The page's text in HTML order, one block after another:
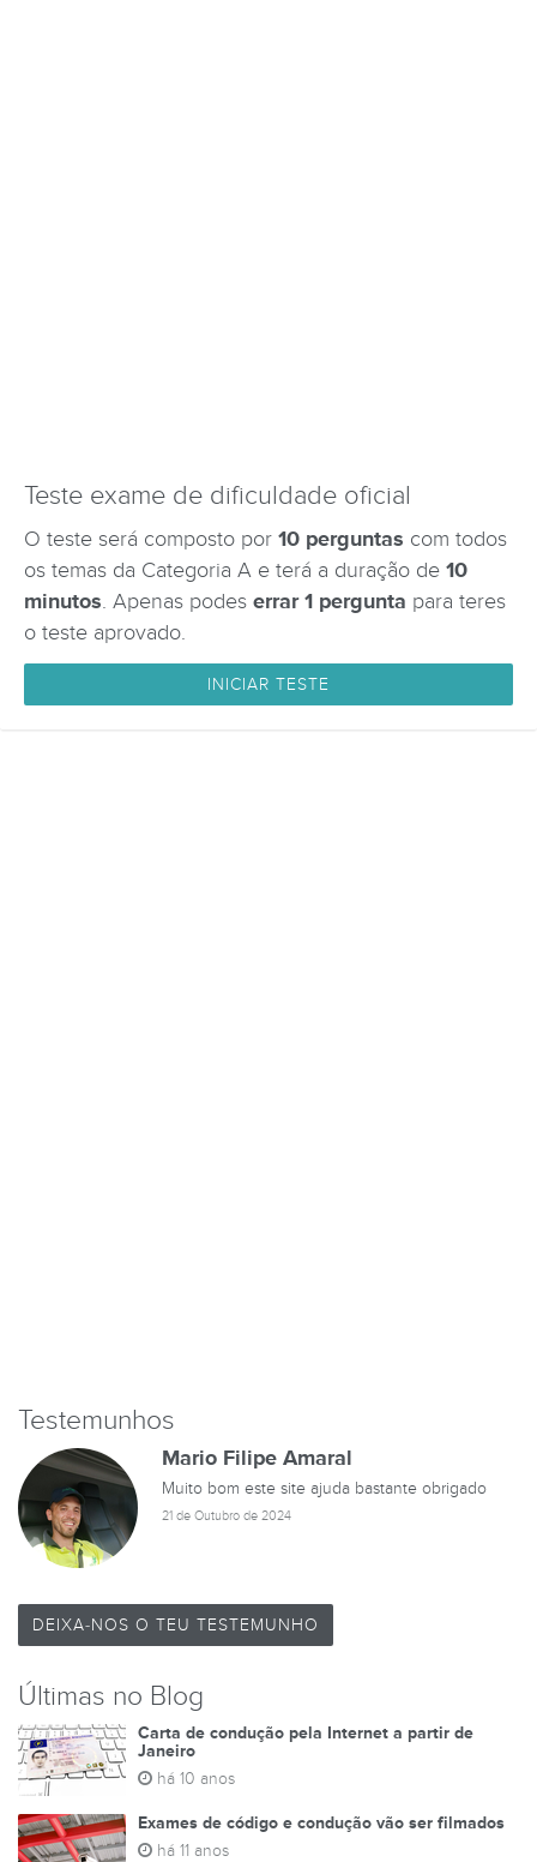
Teste exame de dificuldade oficial
O teste será composto por 10 perguntas com todos
os temas da Categoria A e terá a duração de 10
minutos. Apenas podes errar 1 pergunta para teres
o teste aprovado.
Testemunhos
Mario Filipe Amaral
Muito bom este site ajuda bastante obrigado
21 de Outubro de 2024
DEIXA-NOS O TEU TESTEMUNHO
Últimas no Blog
Carta de condução pela Internet a partir de
Janeiro
há 10 anos
Exames de código e condução vão ser filmados
há 11 anos